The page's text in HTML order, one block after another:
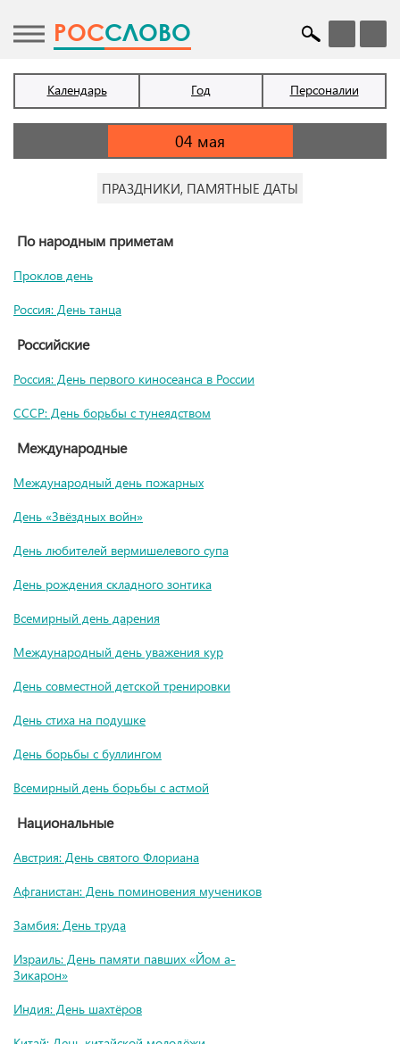
POCСЛОВО
Календарь Год Персоналии
ПРАЗДНИКИ, ПАМЯТНЫЕ ДАТЫ
По народным приметам
Проклов день
Россия: День танца
Российские
Россия: День первого киносеанса в России
СССР: День борьбы с тунеядством
Международные
Международный день пожарных
День «Звёздных войн»
День любителей вермишелевого супа
День рождения складного зонтика
Всемирный день дарения
Международный день уважения кур
День совместной детской тренировки
День стиха на подушке
День борьбы с буллингом
Всемирный день борьбы с астмой
Национальные
Австрия: День святого Флориана
Афганистан: День поминовения мучеников
Замбия: День труда
Израиль: День памяти павших «Йом а-
Зикарон»
Индия: День шахтёров